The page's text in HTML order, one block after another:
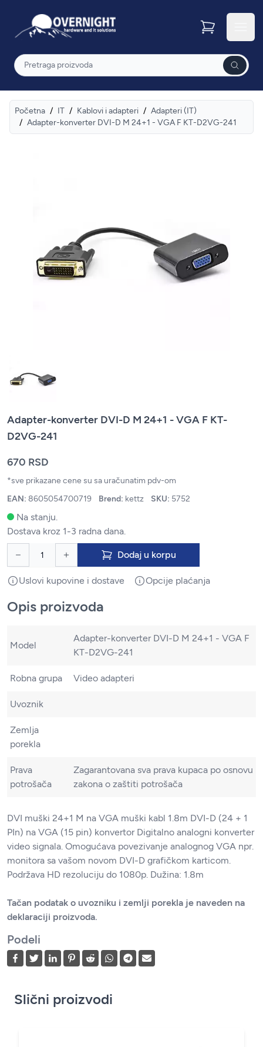
Overnight
Pretraga
Početna / IT / Kablovi i adapteri / Adapteri (IT)
/ Adapter-konverter DVI-D M 24+1 - VGA F KT-D2VG-241
Adapter-konverter DVI-D M 24+1 - VGA F KT-
D2VG-241
670 RSD
*sve prikazane cene su sa uračunatim pdv-om
EAN: 8605054700719 Brend: kettz SKU: 5752
Na stanju.
Dostava kroz 1-3 radna dana.
Dodaj u korpu
Uslovi kupovine i dostave Opcije plaćanja
Opis proizvoda
Model
Adapter-konverter DVI-D M 24+1 - VGA F
KT-D2VG-241
Robna grupa Video adapteri
Uvoznik
Zemlja
porekla
Prava
potrošača
Zagarantovana sva prava kupaca po osnovu
zakona o zaštiti potrošača
DVI muški 24+1 M na VGA muški kabl 1.8m DVI-D (24 + 1
PIn) na VGA (15 pin) konvertor Digitalno analogni konverter
video signala. Omogućava povezivanje analognog VGA npr.
monitora sa vašom novom DVI-D grafičkom karticom.
Podržava HD rezoluciju do 1080p. Dužina: 1.8m
Tačan podatak o uvozniku i zemlji porekla je naveden na
deklaraciji proizvoda.
Podeli
Slični proizvodi